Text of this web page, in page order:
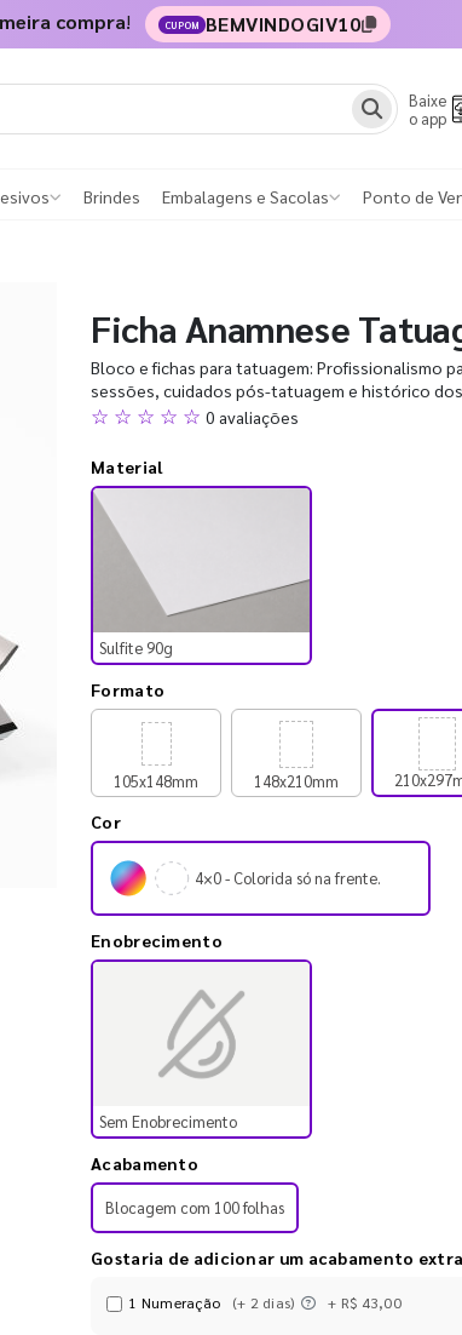
compra! CUPOM BEMVINDOGIV10
Baixe
o app
Brindes Embalagens e Sacolas Ponto de
Ficha Anamnese
Bloco e fichas para tatuagem: Profissionalismo
sessões, cuidados pós-tatuagem e histórico dos
☆ ☆ ☆ ☆ ☆ 0 avaliações
Material
Sulfite 90g
Formato
105x148mm 148x210mm
Cor
4×0 - Colorida só na frente.
Enobrecimento
Sem Enobrecimento
Acabamento
Blocagem com 100 folhas
Gostaria de adicionar um acabamento
1 Numeração (+ 2 dias) + R$ 43,00